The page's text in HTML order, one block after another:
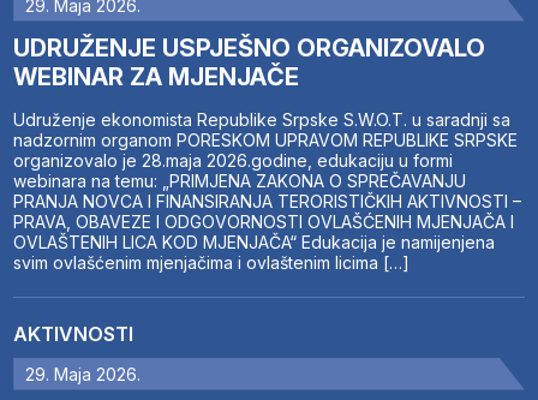
29. Maja 2026.
UDRUŽENJE USPJEŠNO ORGANIZOVALO
WEBINAR ZA MJENJAČE
Udruženje ekonomista Republike Srpske S.W.O.T. u saradnji sa
nadzornim organom PORESKOM UPRAVOM REPUBLIKE SRPSKE
organizovalo je 28.maja 2026.godine, edukaciju u formi
webinara na temu: „PRIMJENA ZAKONA O SPREČAVANJU
PRANJA NOVCA I FINANSIRANJA TERORISTIČKIH AKTIVNOSTI –
PRAVA, OBAVEZE I ODGOVORNOSTI OVLAŠĆENIH MJENJAČA I
OVLAŠTENIH LICA KOD MJENJAČA“ Edukacija je namijenjena
svim ovlašćenim mjenjačima i ovlaštenim licima […]
AKTIVNOSTI
29. Maja 2026.